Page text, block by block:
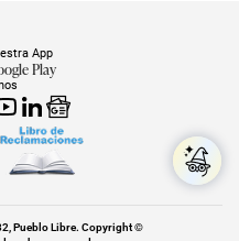
App
Play
Pueblo Libre. Copyright ©